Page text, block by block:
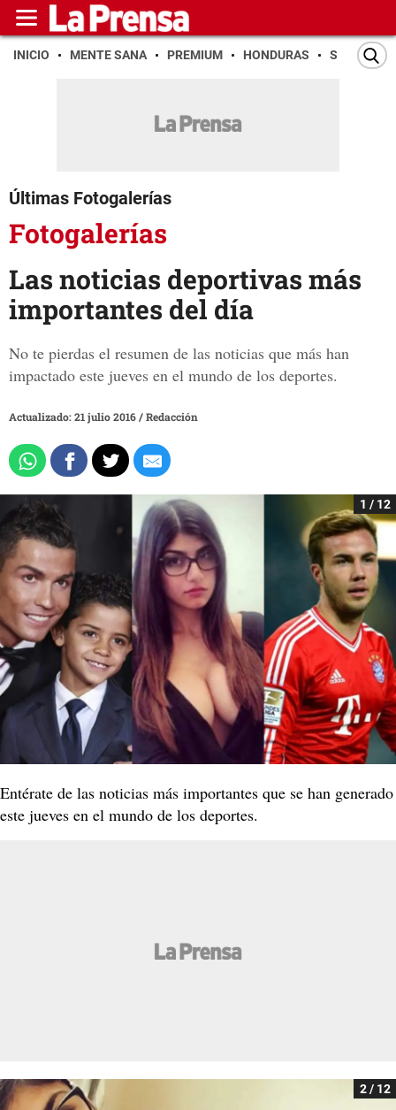
INICIO MENTE SANA PREMIUM HONDURAS SAN PEDRO
Últimas Fotogalerías
Fotogalerías
Las noticias deportivas más
importantes del día
No te pierdas el resumen de las noticias que más han
impactado este jueves en el mundo de los deportes.
Actualizado: 21 julio 2016/Redacción
1 / 12
Entérate de las noticias más importantes que se han generado
este jueves en el mundo de los deportes.
2 / 12